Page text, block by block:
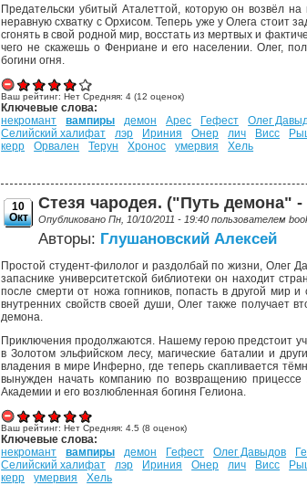
Предательски убитый Аталеттой, которую он возвёл
неравную схватку с Орхисом. Теперь уже у Олега стоит
сгонять в свой родной мир, восстать из мертвых и
чего не скажешь о Фенриане и его населении. Олег,
богини огня.
Ваш рейтинг:Нет Средняя:4 (12 оценок)
Ключевые слова:
некромант
вампиры демон Арес Гефест Олег
Селийский халифат
лэр Ириния Онер лич Висс
керр
Орвален Терун Хронос умервия
Хель
10
Окт
Стезя чародея. ("Путь демона" -
Опубликовано Пн, 10/10/2011 - 19:40 пользователем
Авторы: Глушановский Алексей
Простой студент-филолог и раздолбай по жизни, Олег
запаснике университетской библиотеки он находит
после смерти от ножа гопников, попасть в другой мир
внутренних свойств своей души, Олег также получает
демона.
Приключения продолжаются. Нашему герою предстоит
в Золотом эльфийском лесу, магические баталии и
владения в мире Инферно, где теперь скапливается
вынужден начать компанию по возвращению
Академии и его возлюбленная богиня Гелиона.
Ваш рейтинг:Нет Средняя:4.5 (8 оценок)
Ключевые слова:
некромант
вампиры демон Гефест Олег Давыдов
Селийский халифат
лэр Ириния Онер лич Висс
керр
умервия
Хель